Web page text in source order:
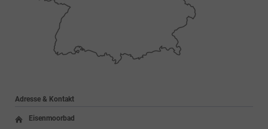
Adresse & Kontakt
Eisenmoorbad